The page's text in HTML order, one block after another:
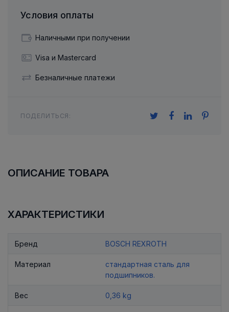
Условия оплаты
Наличными при получении
Visa и Mastercard
Безналичные платежи
ПОДЕЛИТЬСЯ:
ОПИСАНИЕ ТОВАРА
ХАРАКТЕРИСТИКИ
Бренд BOSCH REXROTH
Материал
стандартная сталь для
подшипников.
Вес 0,36 kg